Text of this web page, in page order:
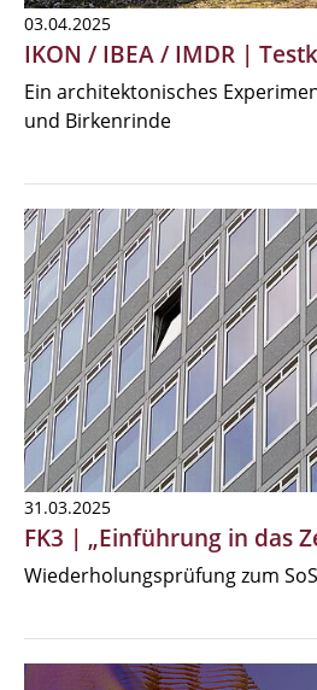
03.04.2025
IKON / IBEA / IMDR |
Ein architektonisches
und Birkenrinde
31.03.2025
FK3 | „Einführung in das
Wiederholungsprüfung zum